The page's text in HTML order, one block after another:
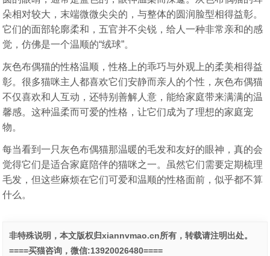
朵相对较大，末端微微尖尖的，与整体的圆润脸型相得益彰。
它们的面部轮廓柔和，五官并不尖锐，给人一种非常亲和的感
觉，仿佛是一个温顺的“绒球”。
灰色布偶猫的性格温顺，性格上的乖巧与外观上的柔美相得益
彰。很多猫咪主人都喜欢它们安静而亲人的个性，灰色布偶猫
不仅喜欢和人互动，还特别善解人意，能给家庭带来满满的温
馨感。这种温柔而可爱的性格，让它们成为了理想的家庭宠
物。
每当看到一只灰色布偶猫那温暖的毛发和友好的眼神，真的会
觉得它们是适合家庭陪伴的猫咪之一。虽然它们需要定期梳理
毛发，但这些麻烦在它们可爱和温顺的性格面前，似乎都不算
什么。
非特殊说明，本文版权归xiannvmao.cn所有，转载请注明出处。
====买猫咨询，微信:13920026480====